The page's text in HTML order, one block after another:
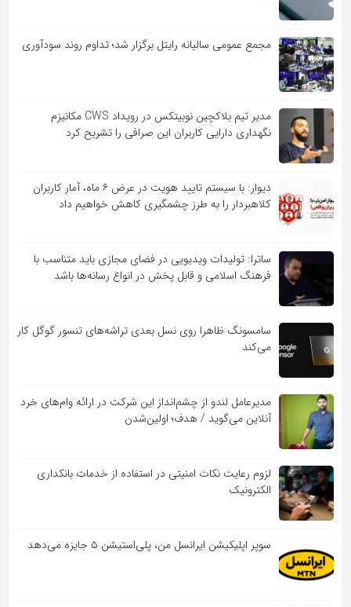
مجمع عمومی سالیانه رایتل برگزار شد؛ تداوم روند سودآوری
مدیر تیم بلاکچین نوبیتکس در رویداد CWS مکانیزم
نگهداری دارایی کاربران این صرافی را تشریح کرد
دیوار: با سیستم تایید هویت در عرض ۶ ماه، آمار کاربران
کلاهبردار را به طرز چشمگیری کاهش خواهیم داد
ساترا: تولیدات ویدیویی در فضای مجازی باید متناسب با
فرهنگ اسلامی و قابل پخش در انواع رسانه‌ها باشد
سامسونگ ظاهرا روی نسل بعدی تراشه‌های تنسور گوگل کار
می‌کند
مدیرعامل لندو از چشم‌انداز این شرکت در ارائه وام‌های خرد
آنلاین می‌گوید / هدف؛ اولین‌شدن
لزوم رعایت نکات امنیتی در استفاده از خدمات بانکداری
الکترونیک
سوپر اپلیکیشن ایرانسل من، پلی‌استیشن ۵ جایزه می‌دهد